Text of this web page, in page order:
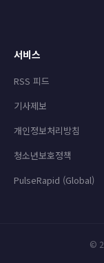
서비스
RSS 피드
기사제보
개인정보처리방침
청소년보호정책
PulseRapid (Global)
©